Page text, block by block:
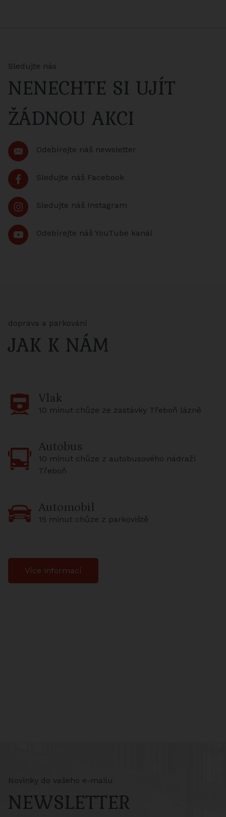
Sledujte nás
NENECHTE SI UJÍT
ŽÁDNOU AKCI
Odebírejte náš newsletter
Sledujte náš Facebook
Sledujte náš Instagram
Odebírejte náš YouTube kanál
doprava a parkování
JAK K NÁM
Vlak
10 minut chůze ze zastávky Třeboň lázně
Autobus
10 minut chůze z autobusového nádraží
Třeboň
Automobil
15 minut chůze z parkoviště
Více informací
Novinky do vašeho e-mailu
NEWSLETTER